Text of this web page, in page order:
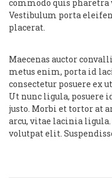
commodo quis pharetra
Vestibulum porta
placerat.
Maecenas auctor
metus enim, porta id
consectetur posuere ex
Ut nunc ligula, posuere
justo. Morbi et tortor at
arcu, vitae lacinia
volutpat elit.